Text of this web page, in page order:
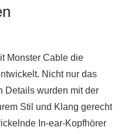
Monster Cable die
Nicht nur das
Details wurden mit der
Stil und Klang gerecht
In-ear-Kopfhörer